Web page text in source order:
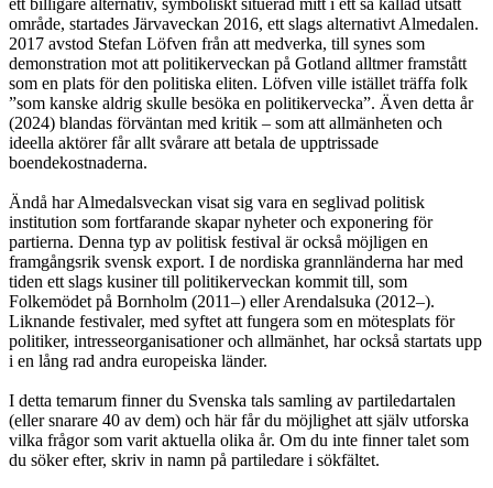
område, startades Järvaveckan 2016, ett slags alternativt Almedalen.
2017 avstod Stefan Löfven från att medverka, till synes som
demonstration mot att politikerveckan på Gotland alltmer framstått
som en plats för den politiska eliten. Löfven ville istället träffa folk
”som kanske aldrig skulle besöka en politikervecka”. Även detta år
(2024) blandas förväntan med kritik – som att allmänheten och
ideella aktörer får allt svårare att betala de upptrissade
boendekostnaderna.
Ändå har Almedalsveckan visat sig vara en seglivad politisk
institution som fortfarande skapar nyheter och exponering för
partierna. Denna typ av politisk festival är också möjligen en
framgångsrik svensk export. I de nordiska grannländerna har med
tiden ett slags kusiner till politikerveckan kommit till, som
Folkemödet på Bornholm (2011–) eller Arendalsuka (2012–).
Liknande festivaler, med syftet att fungera som en mötesplats för
politiker, intresseorganisationer och allmänhet, har också startats upp
i en lång rad andra europeiska länder.
I detta temarum finner du Svenska tals samling av partiledartalen
(eller snarare 40 av dem) och här får du möjlighet att själv utforska
vilka frågor som varit aktuella olika år. Om du inte finner talet som
du söker efter, skriv in namn på partiledare i sökfältet.